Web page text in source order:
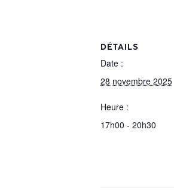
DÉTAILS
Date :
28 novembre 2025
Heure :
17h00 - 20h30